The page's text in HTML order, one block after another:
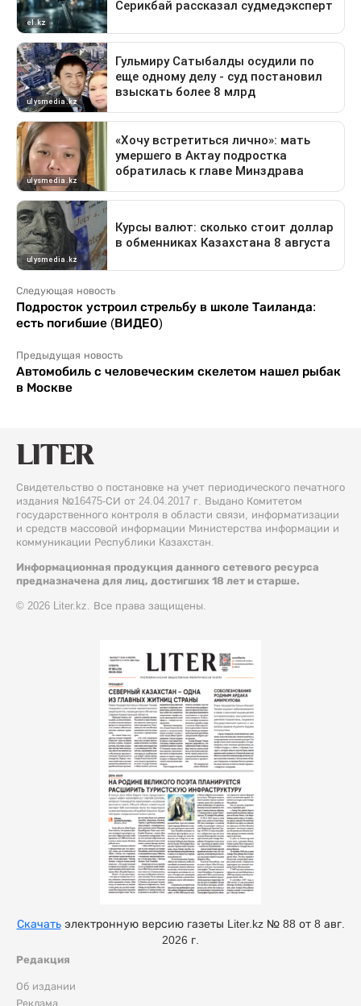
Следующая новость
Подросток устроил стрельбу в школе Таиланда:
есть погибшие (ВИДЕО)
Предыдущая новость
Автомобиль с человеческим скелетом нашел рыбак
в Москве
Свидетельство о постановке на учет периодического печатного
издания №16475-СИ от 24.04.2017 г. Выдано Комитетом
государственного контроля в области связи, информатизации
и средств массовой информации Министерства информации и
коммуникации Республики Казахстан.
Информационная продукция данного сетевого ресурса
предназначена для лиц, достигших 18 лет и старше.
© 2026 Liter.kz. Все права защищены.
Редакция
Об издании
Реклама
Скачатьэлектронную версию газеты Liter.kz № 88 от 8 авг.
2026 г.